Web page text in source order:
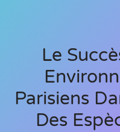
Le
Parisiens
Des